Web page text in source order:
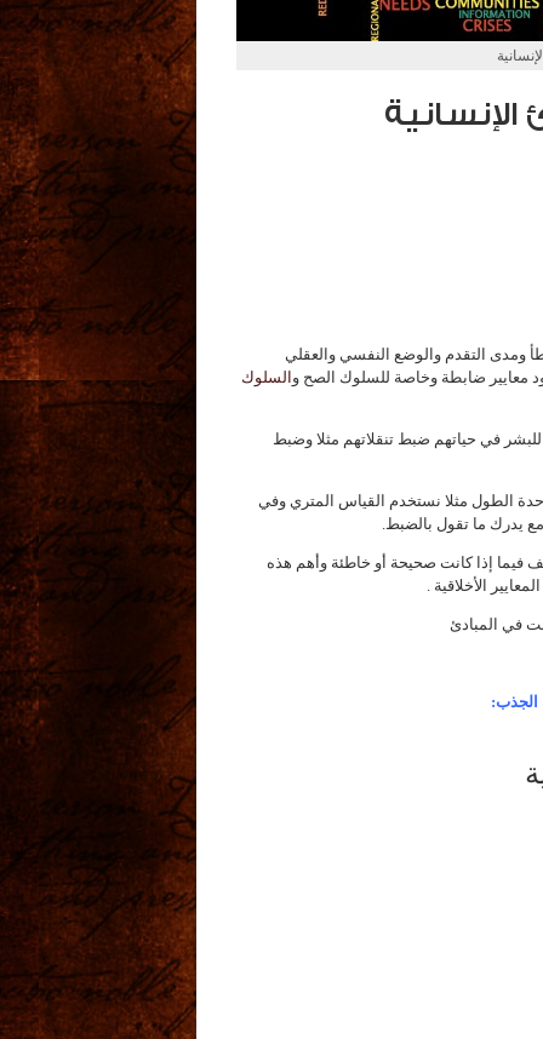
ومدى التقدم والوضع النفسي والعقلي
معايير ضابطة وخاصة للسلوك الصح و السلوك
في حياتهم ضبط تنقلاتهم مثلا وضبط
الطول مثلا نستخدم القياس المتري وفي
يدرك ما تقول بالضبط.
فيما إذا كانت صحيحة أو خاطئة وأهم هذه
الأخلاقية .
في المبادئ
الجذب: